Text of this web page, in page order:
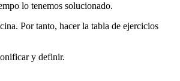
lo tenemos solucionado.
Por tanto, hacer la tabla de ejercicios
y definir.